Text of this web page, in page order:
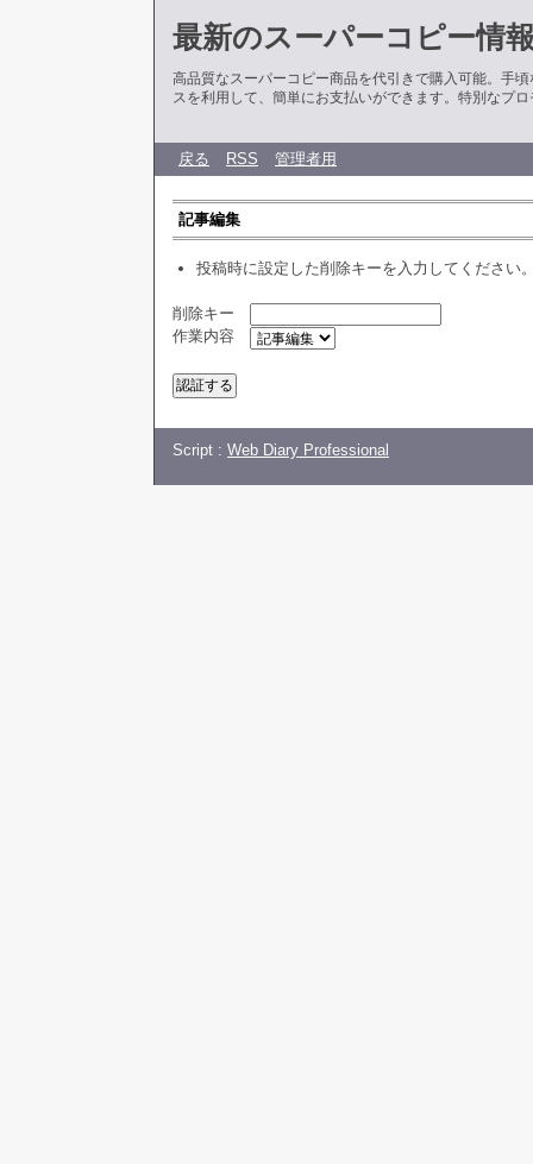
最新のスーパーコピー情
高品質なスーパーコピー商品を代引きで購入可能。手
スを利用して、簡単にお支払いができます。特別なプ
戻る RSS 管理者用
記事編集
投稿時に設定した削除キーを入力してください
削除キー
作業内容
Script : Web Diary Professional